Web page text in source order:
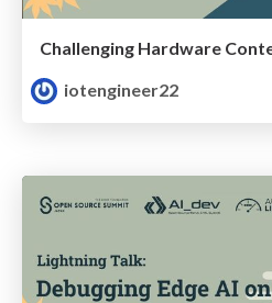
iotengineer22